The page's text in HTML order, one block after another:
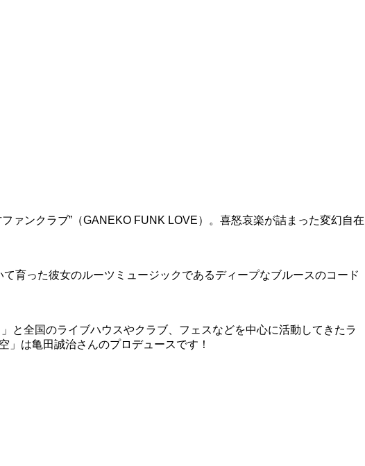
ンクラブ”（GANEKO FUNK LOVE）。喜怒哀楽が詰まった変幻自在
育った彼女のルーツミュージックであるディープなブルースのコード
と全国のライブハウスやクラブ、フェスなどを中心に活動してきたラ
は亀田誠治さんのプロデュースです！